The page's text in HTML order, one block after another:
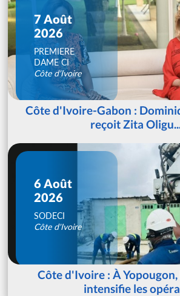
7 Août
2026
PREMIERE
DAME CI
Côte d'Ivoire
Côte d'Ivoire-Gabon :
reçoit Zita
6 Août
2026
SODECI
Côte d'Ivoire
Côte d'Ivoire : À Yopougon,
intensifie les